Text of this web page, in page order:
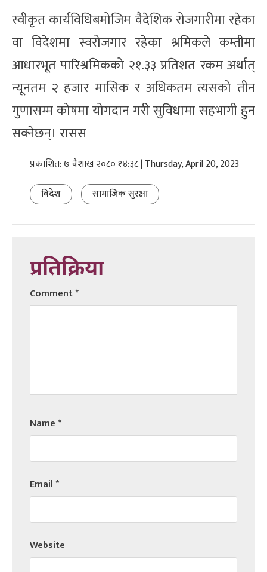
स्वीकृत कार्यविधिबमोजिम वैदेशिक रोजगारीमा रहेका
वा विदेशमा स्वरोजगार रहेका श्रमिकले कम्तीमा
आधारभूत पारिश्रमिकको २१.३३ प्रतिशत रकम अर्थात्
न्यूनतम २ हजार मासिक र अधिकतम त्यसको तीन
गुणासम्म कोषमा योगदान गरी सुविधामा सहभागी हुन
सक्नेछन्। रासस
प्रकाशित: ७ वैशाख २०८० १४:३८ | Thursday, April 20, 2023
विदेश
सामाजिक सुरक्षा
प्रतिक्रिया
Comment*
Name*
Email*
Website